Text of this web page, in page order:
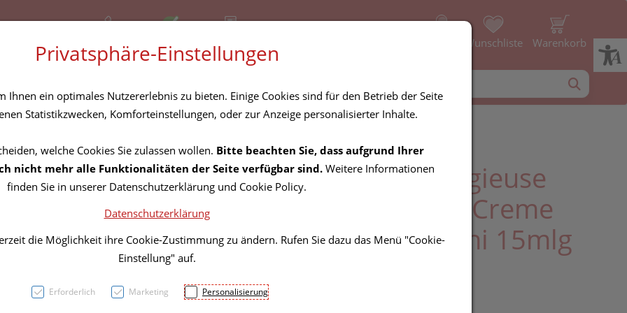
+43 (01) 3683167 Offen Rezept-Anfrage Wunschliste Warenkorb
Nuxe Creme/prodigieuse
Glow Boosting Gel Creme
+night Oil Balm Mini 15mlg
Privatsphäre-Einstellungen
Ihnen ein optimales Nutzererlebnis zu bieten. Einige Cookies sind für den Betrieb der Seite
Statistikzwecken, Komforteinstellungen, oder zur Anzeige personalisierter Inhalte.
welche Cookies Sie zulassen wollen. Bitte beachten Sie, dass aufgrund Ihrer
nicht mehr alle Funktionalitäten der Seite verfügbar sind. Weitere Informationen
finden Sie in unserer Datenschutzerklärung und Cookie Policy.
Datenschutzerklärung
die Möglichkeit ihre Cookie-Zustimmung zu ändern. Rufen Sie dazu das Menü "Cookie-
Einstellung" auf.
Erforderlich Marketing Personalisierung